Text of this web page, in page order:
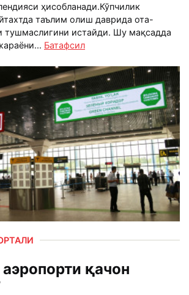
ҳисобланади.Кўпчилик
таълим олиш даврида ота-
тушмаслигини истайди. Шу мақсадда
Батафсил
аэропорти қачон